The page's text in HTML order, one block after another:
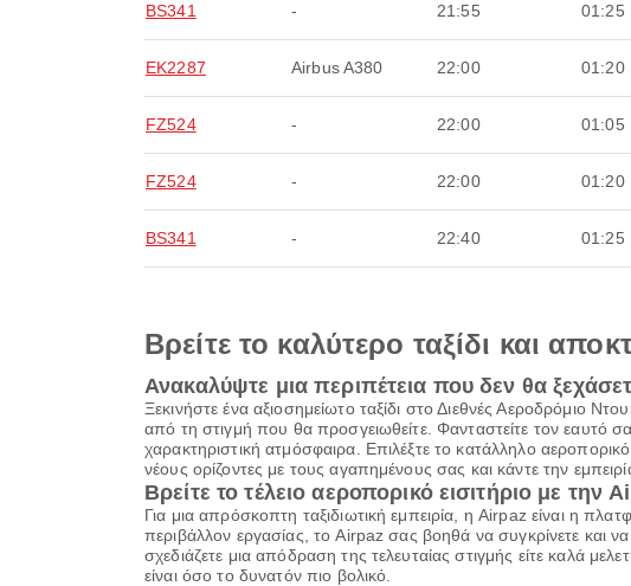
BS341 - 21:55 01:25
EK2287 Airbus A380 22:00 01:20
FZ524 - 22:00 01:05
FZ524 - 22:00 01:20
BS341 - 22:40 01:25
Βρείτε το καλύτερο ταξίδι και
Ανακαλύψτε μια περιπέτεια που δεν θα
Ξεκινήστε ένα αξιοσημείωτο ταξίδι στο Διεθνές Αεροδρόμιο
από τη στιγμή που θα προσγειωθείτε. Φανταστείτε τον εαυτό
χαρακτηριστική ατμόσφαιρα. Επιλέξτε το κατάλληλο
νέους ορίζοντες με τους αγαπημένους σας και κάντε την
Βρείτε το τέλειο αεροπορικό εισιτήριο με την
Για μια απρόσκοπτη ταξιδιωτική εμπειρία, η Airpaz είναι η
περιβάλλον εργασίας, το Airpaz σας βοηθά να συγκρίνετε και
σχεδιάζετε μια απόδραση της τελευταίας στιγμής είτε καλά
είναι όσο το δυνατόν πιο βολικό.